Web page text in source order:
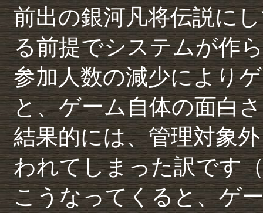
前出の銀河凡将伝説に
る前提でシステムが作
参加人数の減少により
と、ゲーム自体の面白
結果的には、管理対象
われてしまった訳です
こうなってくると、ゲ